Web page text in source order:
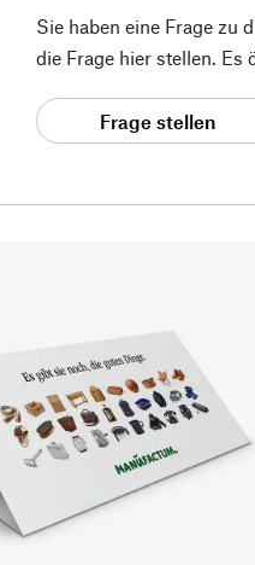
Sie haben eine Frage zu
die Frage hier stellen.
Frage stellen